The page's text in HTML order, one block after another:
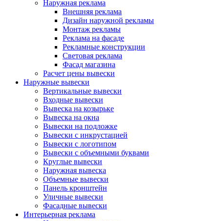
Наружная реклама
Внешняя реклама
Дизайн наружной рекламы
Монтаж рекламы
Реклама на фасаде
Рекламные конструкции
Световая реклама
Фасад магазина
Расчет цены вывески
Наружные вывески
Вертикальные вывески
Входные вывески
Вывеска на козырьке
Вывеска на окна
Вывески на подложке
Вывески с инкрустацией
Вывески с логотипом
Вывески с объемными буквами
Круглые вывески
Наружная вывеска
Объемные вывески
Панель кронштейн
Уличные вывески
Фасадные вывески
Интерьерная реклама